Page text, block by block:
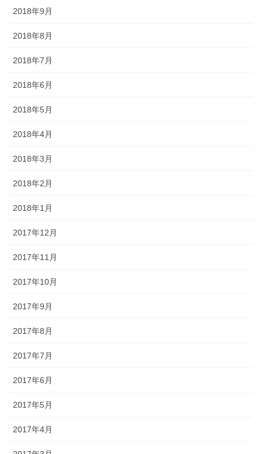
2018年9月
2018年8月
2018年7月
2018年6月
2018年5月
2018年4月
2018年3月
2018年2月
2018年1月
2017年12月
2017年11月
2017年10月
2017年9月
2017年8月
2017年7月
2017年6月
2017年5月
2017年4月